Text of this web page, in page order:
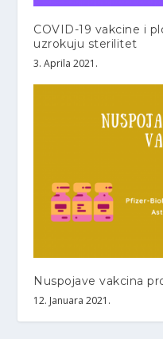
COVID-19 vakcine i
uzrokuju sterilitet
3. Aprila 2021.
Nuspojave vakcina
12. Januara 2021.